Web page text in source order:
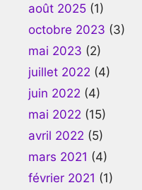
août 2025 (1)
octobre 2023 (3)
mai 2023 (2)
juillet 2022 (4)
juin 2022 (4)
mai 2022 (15)
avril 2022 (5)
mars 2021 (4)
février 2021 (1)